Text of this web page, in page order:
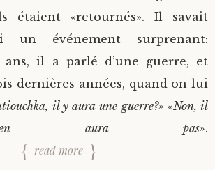
étaient «retournés». Il savait
un événement surprenant:
il a parlé d’une guerre, et
dernières années, quand on lui
il y aura une guerre?» «Non, il
aura pas».
read more